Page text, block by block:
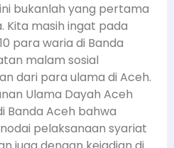
bukanlah yang pertama
Kita masih ingat pada
para waria di Banda
malam sosial
dari para ulama di Aceh.
Ulama Dayah Aceh
Banda Aceh bahwa
pelaksanaan syariat